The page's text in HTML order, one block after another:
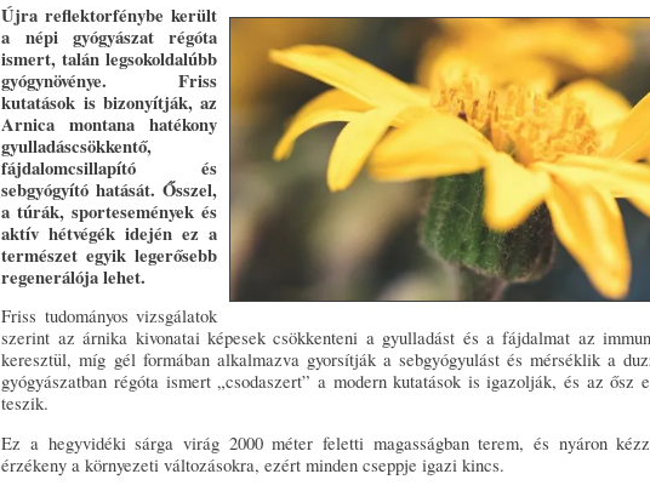
Újra reflektorfénybe került
a népi gyógyászat régóta
ismert, talán legsokoldalúbb
gyógynövénye. Friss
kutatások is bizonyítják, az
Arnica montana hatékony
gyulladáscsökkentő,
fájdalomcsillapító és
sebgyógyító hatását. Ősszel,
a túrák, sportesemények és
aktív hétvégék idején ez a
természet egyik legerősebb
regenerálója lehet.
Friss tudományos vizsgálatok
szerint az árnika kivonatai képesek csökkenteni a gyulladást és a fájdalmat az
keresztül, míg gél formában alkalmazva gyorsítják a sebgyógyulást és mérséklik a
gyógyászatban régóta ismert „csodaszert” a modern kutatások is igazolják, és az ősz
teszik.
Ez a hegyvidéki sárga virág 2000 méter feletti magasságban terem, és nyáron
érzékeny a környezeti változásokra, ezért minden cseppje igazi kincs.